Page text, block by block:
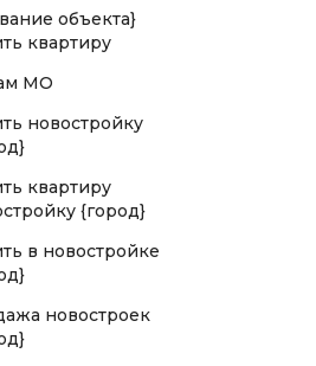
объекта}
квартиру
МО
новостройку
квартиру
{город}
в новостройке
новостроек